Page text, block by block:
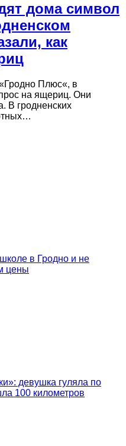
дома символ
как
Плюс«, в
на ящериц. Они
В гродненских
в Гродно и не
цены
девушка гуляла по
100 километров